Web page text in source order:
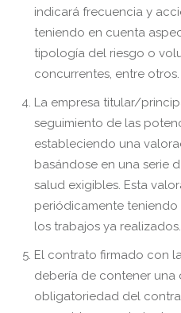
indicará frecuencia y
teniendo en cuenta
tipología del riesgo o
concurrentes, entre otros.
La empresa titular/
seguimiento de las
estableciendo una
basándose en una serie
salud exigibles. Esta
periódicamente
los trabajos ya realizados.
El contrato firmado con
debería de contener una
obligatoriedad del